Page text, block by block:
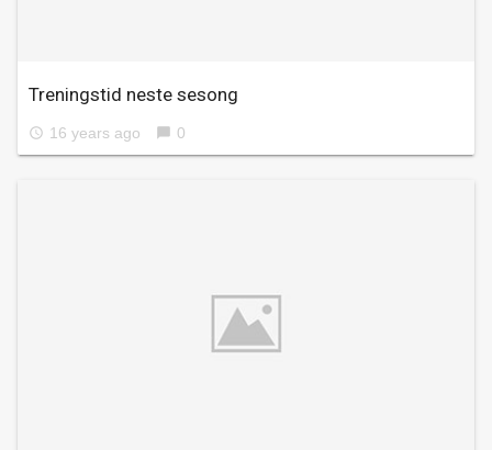
Treningstid neste sesong
access_time 16 years ago chat_bubble 0